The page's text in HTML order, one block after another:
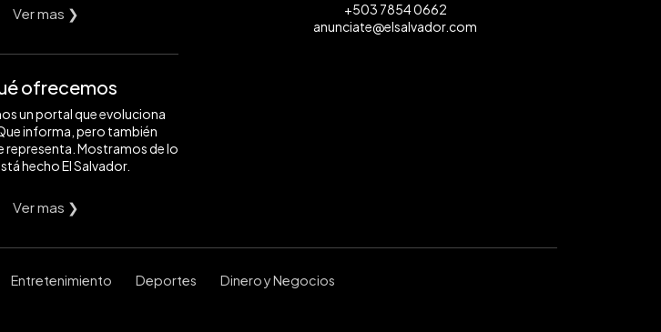
Ver mas ❯
ofrecemos
un portal que evoluciona
informa, pero también
representa. Mostramos de lo
hecho El Salvador.
Ver mas ❯
+503 7854 0662
anunciate@elsalvador.com
Entretenimiento Deportes Dinero y Negocios